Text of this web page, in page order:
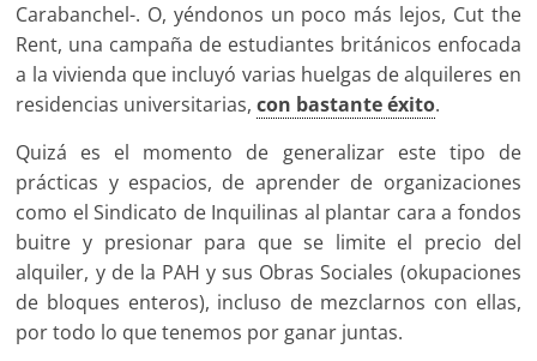
Carabanchel-. O, yéndonos un poco más lejos, Cut the
Rent, una campaña de estudiantes británicos enfocada
a la vivienda que incluyó varias huelgas de alquileres en
residencias universitarias,con bastante éxito.
Quizá es el momento de generalizar este tipo de
prácticas y espacios, de aprender de organizaciones
como el Sindicato de Inquilinas al plantar cara a fondos
buitre y presionar para que se limite el precio del
alquiler, y de la PAH y sus Obras Sociales (okupaciones
de bloques enteros), incluso de mezclarnos con ellas,
por todo lo que tenemos por ganar juntas.